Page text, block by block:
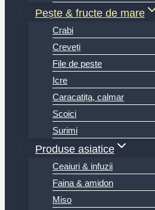
Pește & fructe de mare
Crabi
Creveți
File de peste
Icre
Caracatița, calmar
Scoici
Surimi
Produse asiatice
Ceaiuri & infuzii
Faina & amidon
Miso